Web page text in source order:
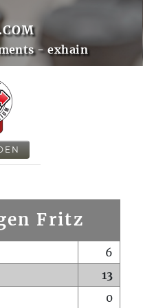
- exhain
Fritz
6
13
0